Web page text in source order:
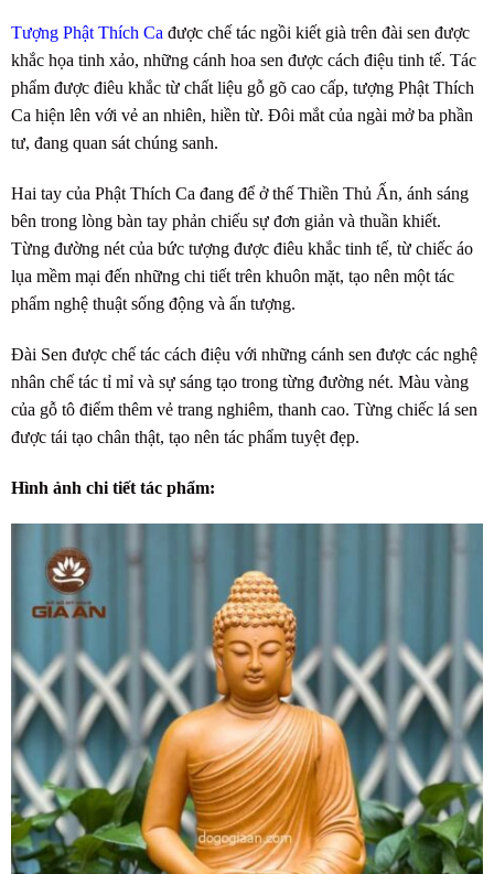
Tượng Phật Thích Ca được chế tác ngồi kiết già trên đài sen được
khắc họa tinh xảo, những cánh hoa sen được cách điệu tinh tế. Tác
phẩm được điêu khắc từ chất liệu gỗ gõ cao cấp, tượng Phật Thích
Ca hiện lên với vẻ an nhiên, hiền từ. Đôi mắt của ngài mở ba phần
tư, đang quan sát chúng sanh.
Hai tay của Phật Thích Ca đang để ở thế Thiền Thủ Ấn, ánh sáng
bên trong lòng bàn tay phản chiếu sự đơn giản và thuần khiết.
Từng đường nét của bức tượng được điêu khắc tinh tế, từ chiếc áo
lụa mềm mại đến những chi tiết trên khuôn mặt, tạo nên một tác
phẩm nghệ thuật sống động và ấn tượng.
Đài Sen được chế tác cách điệu với những cánh sen được các nghệ
nhân chế tác tỉ mỉ và sự sáng tạo trong từng đường nét. Màu vàng
của gỗ tô điểm thêm vẻ trang nghiêm, thanh cao. Từng chiếc lá sen
được tái tạo chân thật, tạo nên tác phẩm tuyệt đẹp.
Hình ảnh chi tiết tác phẩm: